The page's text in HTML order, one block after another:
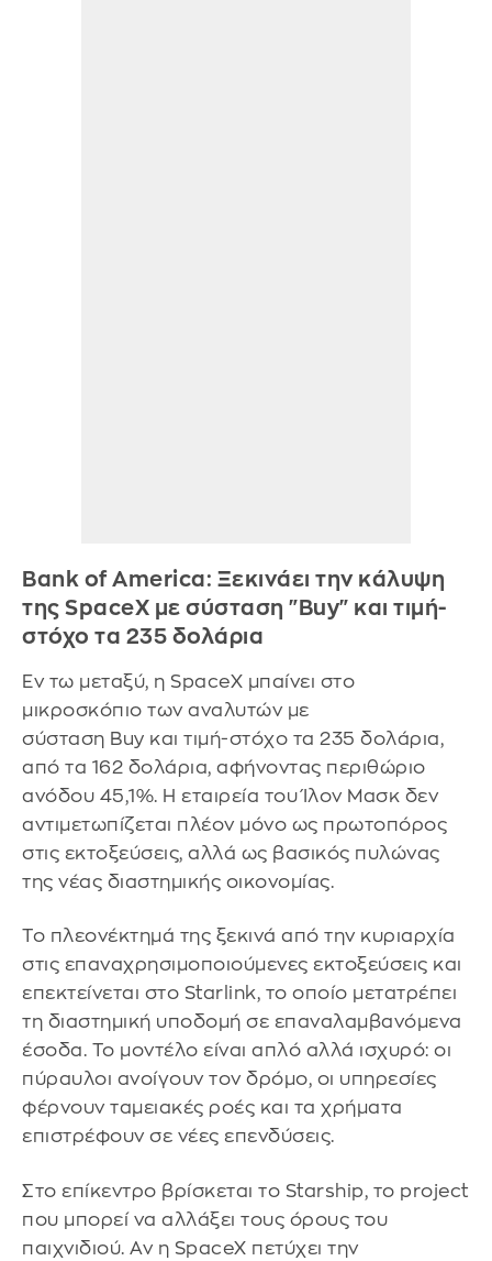
Bank of America: Ξεκινάει την κάλυψη
της SpaceX με σύσταση "Buy" και τιμή-
στόχο τα 235 δολάρια
Εν τω μεταξύ, η SpaceX μπαίνει στο
μικροσκόπιο των αναλυτών με
σύσταση Buy και τιμή-στόχο τα 235 δολάρια,
από τα 162 δολάρια, αφήνοντας περιθώριο
ανόδου 45,1%. Η εταιρεία του Ίλον Μασκ δεν
αντιμετωπίζεται πλέον μόνο ως πρωτοπόρος
στις εκτοξεύσεις, αλλά ως βασικός πυλώνας
της νέας διαστημικής οικονομίας.
Το πλεονέκτημά της ξεκινά από την κυριαρχία
στις επαναχρησιμοποιούμενες εκτοξεύσεις και
επεκτείνεται στο Starlink, το οποίο μετατρέπει
τη διαστημική υποδομή σε επαναλαμβανόμενα
έσοδα. Το μοντέλο είναι απλό αλλά ισχυρό: οι
πύραυλοι ανοίγουν τον δρόμο, οι υπηρεσίες
φέρνουν ταμειακές ροές και τα χρήματα
επιστρέφουν σε νέες επενδύσεις.
Στο επίκεντρο βρίσκεται το Starship, το project
που μπορεί να αλλάξει τους όρους του
παιχνιδιού. Αν η SpaceX πετύχει την